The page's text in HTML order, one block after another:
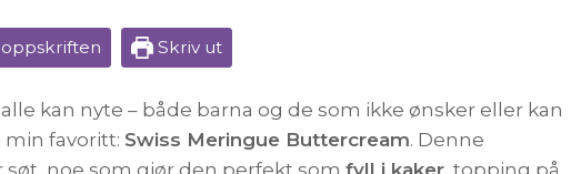
oppskriften Skriv ut
kan nyte – både barna og de som ikke ønsker eller kan
favoritt: Swiss Meringue Buttercream. Denne